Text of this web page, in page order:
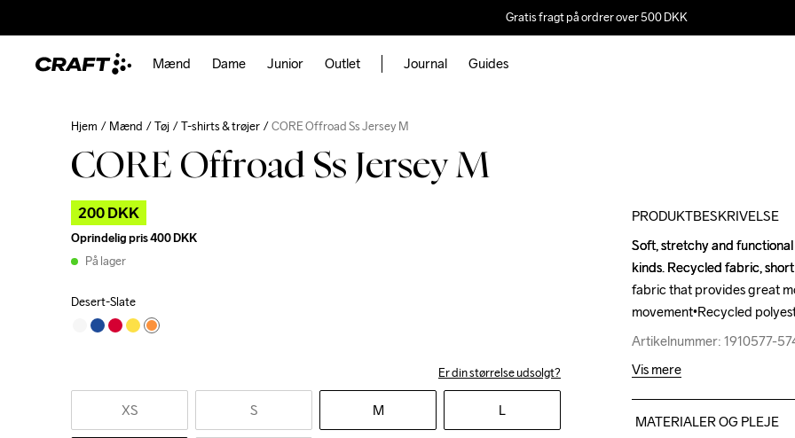
Gratis fragt på ordrer over 500 DKK
Mænd Dame Junior Outlet Journal Guides
Hjem Mænd Tøj T-shirts & trøjer CORE Offroad Ss Jersey M
CORE Offroad Ss Jersey M
200 DKK
Oprindelig pris400 DKK
På lager
Desert-Slate
Er din størrelse udsolgt?
XS S M L
PRODUKTBESKRIVELSE
Soft, stretchy and
kinds. Recycled fabric,
fabric that provides great
movement•Recycled
Artikelnummer: 1910577-
Soft, stretchy and
kinds. Recycled fabric,
fabric that provides great
movement•Recycled
Artikelnummer: 1910577-
Vis mere
MATERIALER OG PLEJE